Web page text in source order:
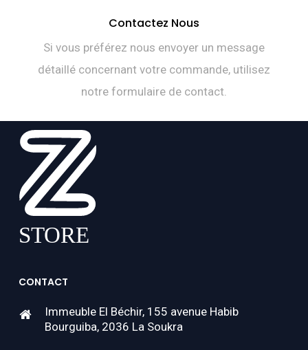
Contactez Nous
Si vous préférez nous envoyer un message
détaillé concernant votre commande, utilisez
notre formulaire de contact.
CONTACT
Immeuble El Béchir, 155 avenue Habib
Bourguiba, 2036 La Soukra